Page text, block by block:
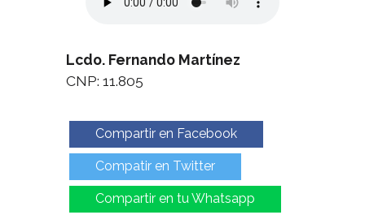
Lcdo. Fernando Martínez
CNP: 11.805
Compartir en Facebook
Compatir en Twitter
Compartir en tu Whatsapp